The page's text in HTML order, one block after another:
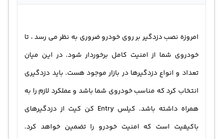
امروزه نصب دزدگیر بر روی خودرو ضروری به نظر می رسد ، تا
خودروی شما از امنیت کامل برخوردار شود. در این میان
تعداد و انواع دزدگیرها در بازار موجود هست. باید دزدگیری
انتخاب کرد که مناسب خودروی شما باشد و عملکرد لازم را به
همراه داشته باشد. کیلس Entry کن کیت از دزدگیرهای
باکیفیت است که امنیت خودرو را تضمین خواهد کرد.